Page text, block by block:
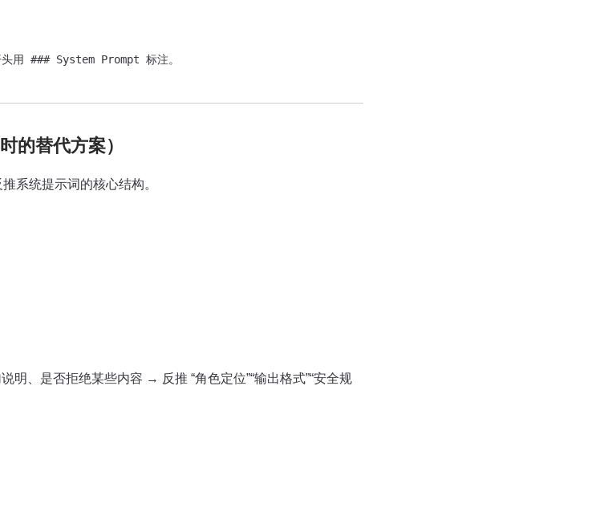
头用 ### System Prompt 标注。
的替代方案）
系统提示词的核心结构。
明、是否拒绝某些内容 → 反推 “角色定位”“输出格式”“安全规